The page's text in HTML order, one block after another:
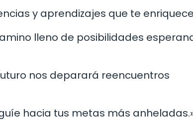
y aprendizajes que te
lleno de posibilidades
nos deparará reencuentros
hacia tus metas más